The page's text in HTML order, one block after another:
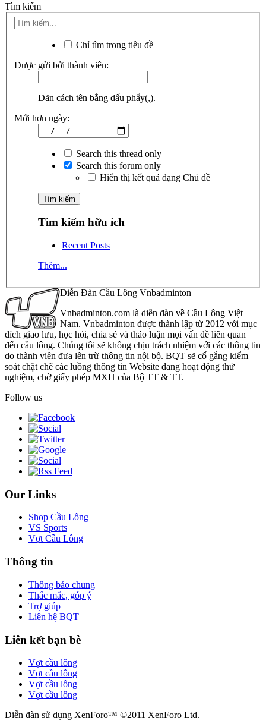
Tìm kiếm
Chỉ tìm trong tiêu đề
Được gửi bởi thành viên:
Dãn cách tên bằng dấu phẩy(,).
Mới hơn ngày:
Search this thread only
Search this forum only
Hiển thị kết quả dạng Chủ đề
Tìm kiếm hữu ích
Recent Posts
Thêm...
Diễn Đàn Cầu Lông Vnbadminton
Vnbadminton.com là diễn đàn về Cầu Lông Việt
Nam. Vnbadminton được thành lập từ 2012 với mục
đích giao lưu, học hỏi, chia sẻ và thảo luận mọi vấn đề liên quan
đến cầu lông. Chúng tôi sẽ không chịu trách nhiệm với các thông tin
do thành viên đưa lên trừ thông tin nội bộ. BQT sẽ cố gắng kiểm
soát chặt chẽ các luồng thông tin Website đang hoạt động thử
nghiệm, chờ giấy phép MXH của Bộ TT & TT.
Follow us
Our Links
Shop Cầu Lông
VS Sports
Vợt Cầu Lông
Thông tin
Thông báo chung
Thắc mắc, góp ý
Trợ giúp
Liên hệ BQT
Liên kết bạn bè
Vợt cầu lông
Vợt cầu lông
Vợt cầu lông
Vợt cầu lông
Diễn đàn sử dụng XenForo™ ©2011 XenForo Ltd.